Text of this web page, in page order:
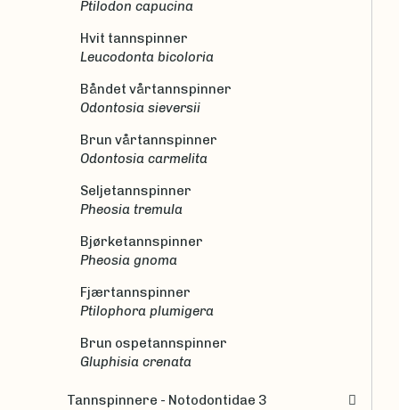
Ptilodon capucina
Hvit tannspinner
Leucodonta bicoloria
Båndet vårtannspinner
Odontosia sieversii
Brun vårtannspinner
Odontosia carmelita
Seljetannspinner
Pheosia tremula
Bjørketannspinner
Pheosia gnoma
Fjærtannspinner
Ptilophora plumigera
Brun ospetannspinner
Gluphisia crenata
Tannspinnere - Notodontidae 3